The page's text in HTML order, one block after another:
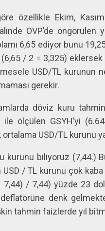
özellikle Ekim,
OVP’de öngörülen
6,65 ediyor bunu
/ 2 = 3,325) eklersek
USD/TL kurunun
gerekir.
döviz kuru
ile ölçülen GSYH’yi
ortalama USD/TL kurunu
kurunu biliyoruz (7,44.)
/ TL kurunu çok
7,44) / 7,44) yüzde 23
deflatörüne denk
tahmin faizlerde yıl